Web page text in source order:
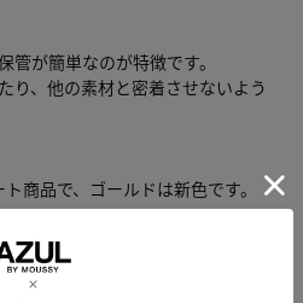
管が簡単なのが特徴です。
り、他の素材と密着させないよう
商品で、ゴールドは新色です。
影のため、色味や加工・デザイ
がある場合がございます。